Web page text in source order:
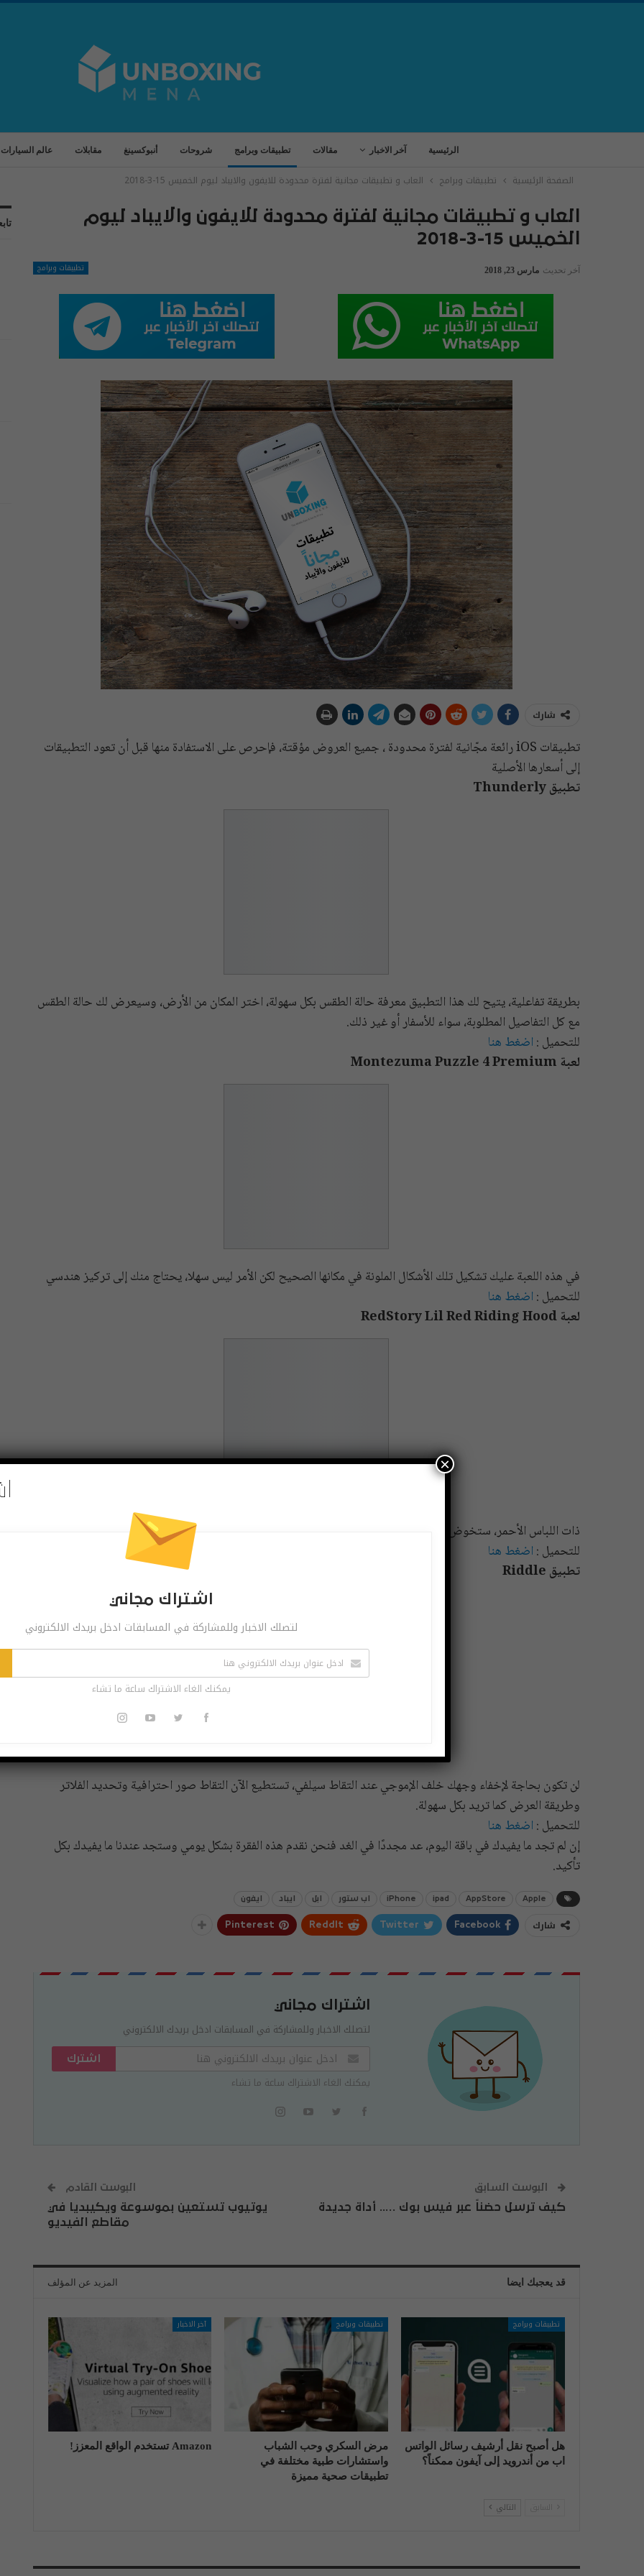
الرئيسية آخر الاخبار مقالات تطبيقات وبرامج شروحات أنبوكسينغ مقابلات عالم السيارات
الصفحة الرئيسية تطبيقات وبرامج العاب و تطبيقات مجانية لفترة محدودة للايفون والايباد ليوم الخميس 15-3-2018
العاب و تطبيقات مجانية لفترة محدودة للايفون والايباد ليوم
الخميس 15-3-2018
تطبيقات وبرامج آخر تحديث مارس 23, 2018
شارك
تطبيقات iOS رائعة مجّانية لفترة محدودة ، جميع العروض مؤقتة، فإحرص على الاستفادة منها قبل أن تعود التطبيقات
إلى أسعارها الأصلية
تطبيق Thunderly
بطريقة تفاعلية، يتيح لك هذا التطبيق معرفة حالة الطقس بكل سهولة، اختر المكان من الأرض، وسيعرض لك حالة الطقس
مع كل التفاصيل المطلوبة، سواء للأسفار أو غير ذلك.
للتحميل : اضغط هنا
لعبة Montezuma Puzzle 4 Premium
في هذه اللعبة عليك تشكيل تلك الأشكال الملونة في مكانها الصحيح لكن الأمر ليس سهلا، يحتاج منك إلى تركيز هندسي
للتحميل : اضغط هنا
لعبة RedStory Lil Red Riding Hood
ذات اللباس الأحمر، ستخوض مغامرة وعليك مساعدتها في الغابة، تصميم مميز، والكثير من المراحل في انتظارك
للتحميل : اضغط هنا
تطبيق Riddle
لن تكون بحاجة لإخفاء وجهك خلف الإموجي عند التقاط سيلفي، تستطيع الآن التقاط صور احترافية وتحديد الفلاتر
وطريقة العرض كما تريد بكل سهولة.
للتحميل : اضغط هنا
إن لم تجد ما يفيدك في باقة اليوم، عد مجددًا في الغد فنحن نقدم هذه الفقرة بشكل يومي وستجد عندنا ما يفيدك بكل
تأكيد.
Apple
AppStore
ipad
iPhone اب ستور ابل ايباد ايفون
شارك Facebook
Twitter
ReddIt
Pinterest
اشتراك مجاني
لتصلك الاخبار وللمشاركة في المسابقات ادخل بريدك الالكتروني
اشترك
يمكنك الغاء الاشتراك ساعة ما تشاء
البوست السابق
كيف ترسل حضناً عبر فيس بوك ….. أداة جديدة
البوست القادم
يوتيوب تستعين بموسوعة ويكيبديا في
مقاطع الفيديو
قد يعجبك ايضا المزيد عن المؤلف
تطبيقات وبرامج
هل أصبح نقل أرشيف رسائل الواتس
اب من أندرويد إلى آيفون ممكناً؟
تطبيقات وبرامج
مرض السكري وحب الشباب
واستشارات طبية مختلفة في
تطبيقات صحية مميزة
آخر الاخبار
Amazon تستخدم الواقع المعزز!
التالي
اشتراك مجاني
لتصلك الاخبار وللمشاركة في المسابقات ادخل بريدك الالكتروني
يمكنك الغاء الاشتراك ساعة ما تشاء
×